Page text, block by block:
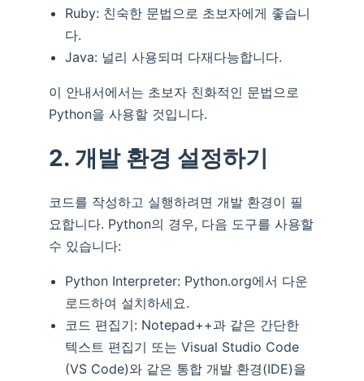
Ruby: 친숙한 문법으로 초보자에게 좋습니
다.
Java: 널리 사용되며 다재다능합니다.
이 안내서에서는 초보자 친화적인 문법으로
Python을 사용할 것입니다.
2. 개발 환경 설정하기
코드를 작성하고 실행하려면 개발 환경이 필
요합니다. Python의 경우, 다음 도구를 사용할
수 있습니다:
Python Interpreter: Python.org에서 다운
로드하여 설치하세요.
코드 편집기: Notepad++과 같은 간단한
텍스트 편집기 또는 Visual Studio Code
(VS Code)와 같은 통합 개발 환경(IDE)을